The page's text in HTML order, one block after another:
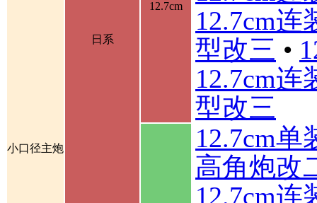
小口径主炮
日系
12.7cm
12.7cm连
型改三 •
12.7cm连
型改三
12.7cm
高角炮改
12.7cm